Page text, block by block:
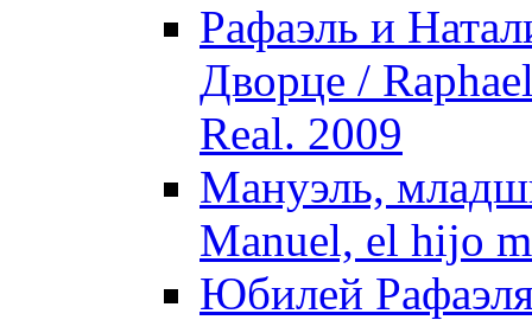
Рафаэль и
Дворце /
Real. 2009
Мануэль,
Manuel, el hijo
Юбилей